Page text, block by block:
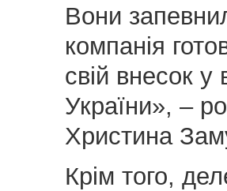
Вони
компанія
свій внесок у
України», –
Христина
Крім того,